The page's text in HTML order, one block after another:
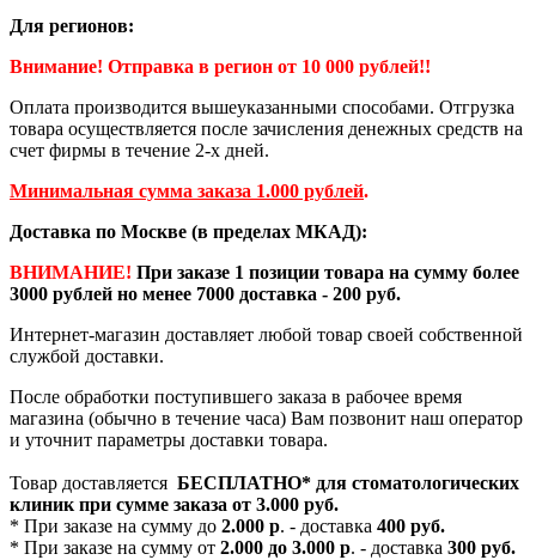
Для регионов:
Внимание! Отправка в регион от 10 000 рублей!!
Оплата производится вышеуказанными способами. Отгрузка
товара осуществляется после зачисления денежных средств на
счет фирмы в течение 2-х дней.
Минимальная сумма заказа 1.000 рублей.
Доставка по Москве (в пределах МКАД):
ВНИМАНИЕ! При заказе 1 позиции товара на сумму более
3000 рублей но менее 7000 доставка - 200 руб.
Интернет-магазин доставляет любой товар своей собственной
службой доставки.
После обработки поступившего заказа в рабочее время
магазина (обычно в течение часа) Вам позвонит наш оператор
и уточнит параметры доставки товара.
Товар доставляется БЕСПЛАТНО* для стоматологических
клиник при сумме заказа от 3.000 руб.
* При заказе на сумму до 2.000 р. - доставка 400 руб.
* При заказе на сумму от 2.000 до 3.000 р. - доставка 300 руб.